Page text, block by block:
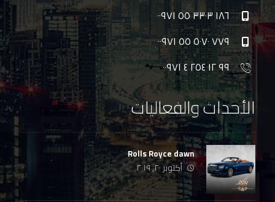
١٨٦ ٣٣٠٣ ٥٥ ٠٠٩٧١
٧٧٩ ٥٠٧٠ ٥٥ ٠٠٩٧١
٩٩ ١٢ ٢٥٤ ٤ ٠٠٩٧١
الأحداث والفعاليات
Rolls Royce dawn
أكتوبر ٢٠, ٢٠١٩